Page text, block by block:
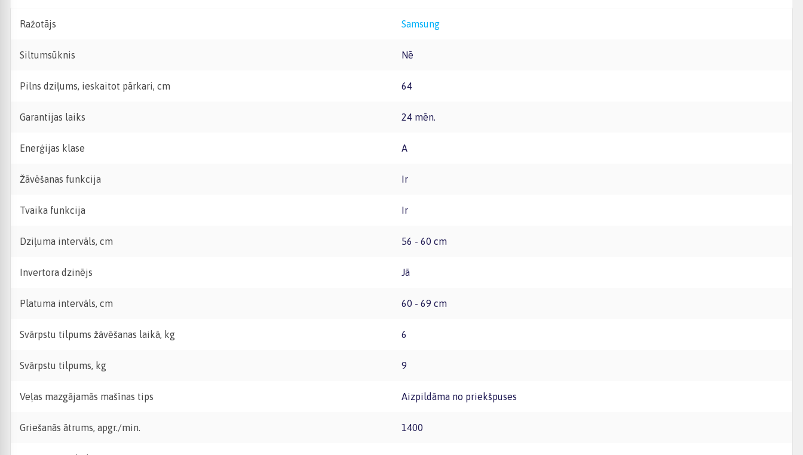
Ražotājs Samsung
Siltumsūknis Nē
Pilns dziļums, ieskaitot pārkari, cm 64
Garantijas laiks 24 mēn.
Enerģijas klase A
Žāvēšanas funkcija Ir
Tvaika funkcija Ir
Dziļuma intervāls, cm 56 - 60 cm
Invertora dzinējs Jā
Platuma intervāls, cm 60 - 69 cm
Svārpstu tilpums žāvēšanas laikā, kg 6
Svārpstu tilpums, kg 9
Veļas mazgājamās mašīnas tips Aizpildāma no priekšpuses
Griešanās ātrums, apgr./min. 1400